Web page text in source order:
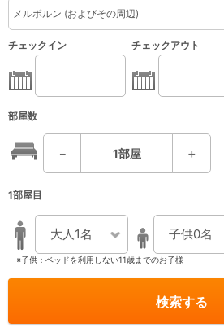
チェックイン チェックアウト
部屋数
－ 1部屋 ＋
1部屋目
大人1名 子供0名
※子供：ベッドを利用しない11歳までのお子様
検索する